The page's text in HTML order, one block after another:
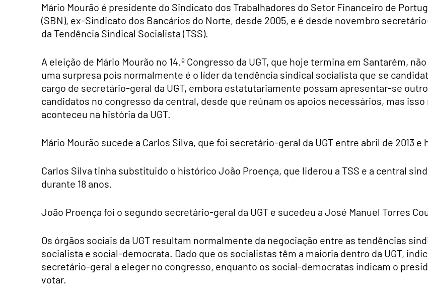
Mário Mourão é presidente do Sindicato dos Trabalhadores do Setor Financeiro de
(SBN), ex-Sindicato dos Bancários do Norte, desde 2005, e é desde novembro
da Tendência Sindical Socialista (TSS).
A eleição de Mário Mourão no 14.º Congresso da UGT, que hoje termina em Santarém,
uma surpresa pois normalmente é o líder da tendência sindical socialista que se
cargo de secretário-geral da UGT, embora estatutariamente possam apresentar-se
candidatos no congresso da central, desde que reúnam os apoios necessários, mas isso
aconteceu na história da UGT.
Mário Mourão sucede a Carlos Silva, que foi secretário-geral da UGT entre abril de 2013 e
Carlos Silva tinha substituido o histórico João Proença, que liderou a TSS e a central
durante 18 anos.
João Proença foi o segundo secretário-geral da UGT e sucedeu a José Manuel Torres
Os órgãos sociais da UGT resultam normalmente da negociação entre as tendências
socialista e social-democrata. Dado que os socialistas têm a maioria dentro da UGT,
secretário-geral a eleger no congresso, enquanto os social-democratas indicam o
votar.